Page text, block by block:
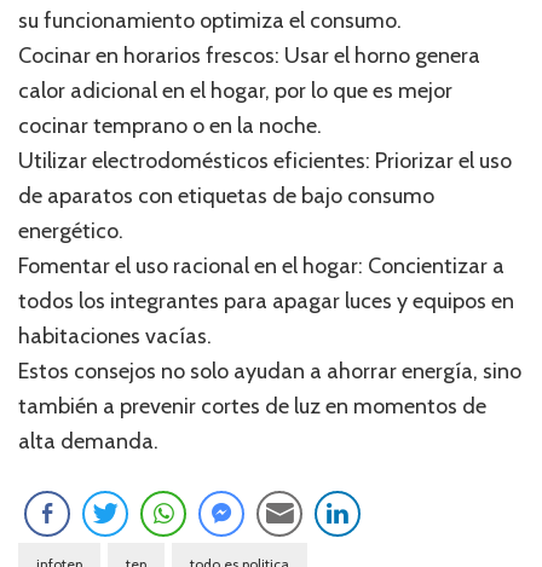
su funcionamiento optimiza el consumo.
Cocinar en horarios frescos: Usar el horno genera
calor adicional en el hogar, por lo que es mejor
cocinar temprano o en la noche.
Utilizar electrodomésticos eficientes: Priorizar el uso
de aparatos con etiquetas de bajo consumo
energético.
Fomentar el uso racional en el hogar: Concientizar a
todos los integrantes para apagar luces y equipos en
habitaciones vacías.
Estos consejos no solo ayudan a ahorrar energía, sino
también a prevenir cortes de luz en momentos de
alta demanda.